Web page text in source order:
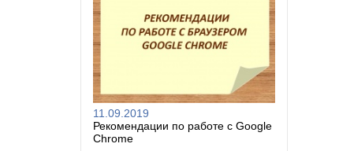
11.09.2019
Рекомендации по работе с Google
Chrome